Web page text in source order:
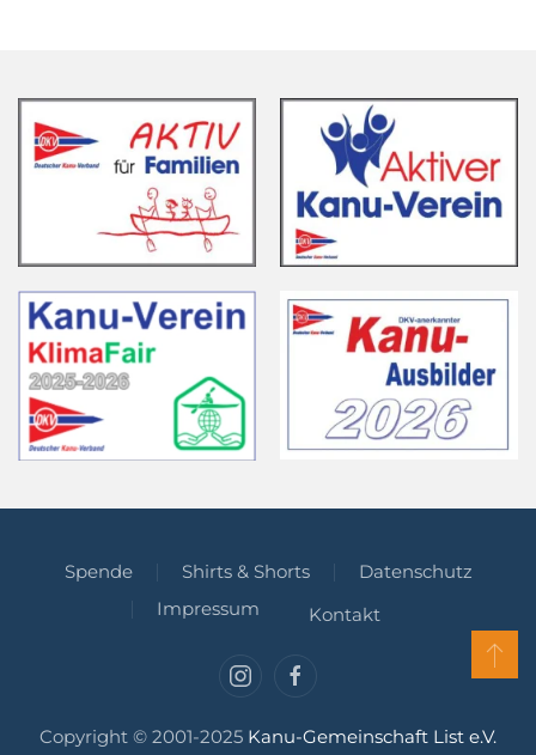
Spende Shirts & Shorts
Datenschutz
Impressum
Kontakt
Copyright © 2001-2025 Kanu-Gemeinschaft List e.V.